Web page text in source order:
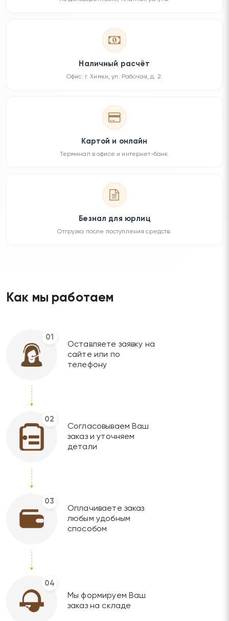
Наличный расчёт
Офис: г. Химки, ул. Рабочая, д. 2.
Картой и онлайн
Терминал в офисе и интернет-банк.
Безнал для юрлиц
Отгрузка после поступления средств.
Как мы работаем
01
Оставляете заявку на
сайте или по
телефону
02
Согласовываем Ваш
заказ и уточняем
детали
03
Оплачиваете заказ
любым удобным
способом
04
Мы формируем Ваш
заказ на складе